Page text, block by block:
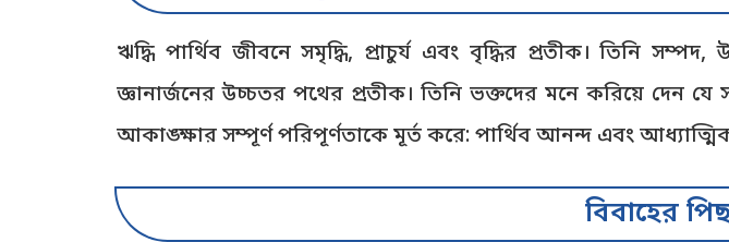
ঋদ্ধি পার্থিব জীবনে সমৃদ্ধি, প্রাচুর্য এবং বৃদ্ধির প্রতীক। তিনি
জ্ঞানার্জনের উচ্চতর পথের প্রতীক। তিনি ভক্তদের মনে করিয়ে দেন
আকাঙ্ক্ষার সম্পূর্ণ পরিপূর্ণতাকে মূর্ত করে: পার্থিব আনন্দ এবং
বিবাহের